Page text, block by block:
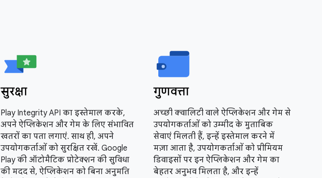
सुरक्षा
Play Integrity API का इस्तेमाल करके,
अपने ऐप्लिकेशन और गेम के लिए संभावित
खतरों का पता लगाएं. साथ ही, अपने
उपयोगकर्ताओं को सुरक्षित रखें. Google
Play की ऑटोमैटिक प्रोटेक्शन की सुविधा
की मदद से, ऐप्लिकेशन को बिना अनुमति
गुणवत्ता
अच्छी क्वालिटी वाले ऐप्लिकेशन और गेम से
उपयोगकर्ताओं को उम्मीद के मुताबिक
सेवाएं मिलती हैं, इन्हें इस्तेमाल करने में
मज़ा आता है, उपयोगकर्ताओं को प्रीमियम
डिवाइसों पर इन ऐप्लिकेशन और गेम का
बेहतर अनुभव मिलता है, और इन्हें